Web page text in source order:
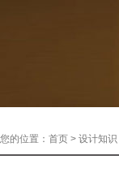
您的位置： 首页 > 设计知识